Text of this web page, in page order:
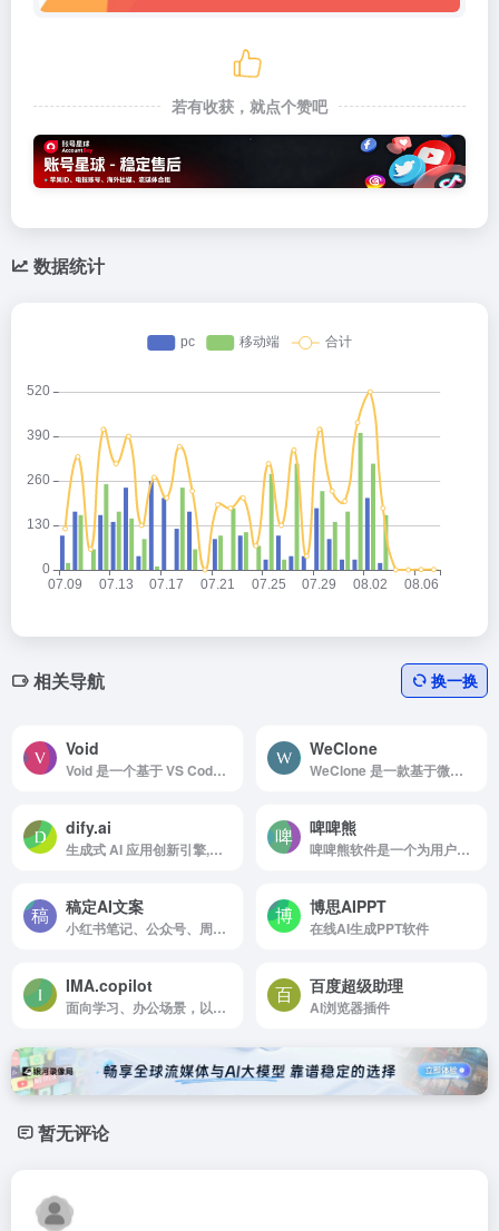
若有收获，就点个赞吧
数据统计
相关导航 换一换
Void
Void 是一个基于 VS Code 的编辑器，支持多种 AI 功能，包括自动补全、快速编辑、聊天模式以及与各种大型语言模型（LLM）的集成。
WeClone
WeClone 是一款基于微信聊天记录训练个性化大语言模型（LLM）的开源工具，旨在通过深度学习技术为用户提供高度拟真的数字分身。
dify.ai
生成式 AI 应用创新引擎,新一代大型语言模型应用开发框架，轻松构建和运营生成式 AI 原生应用
啤啤熊
啤啤熊软件是一个为用户提供全面AI应用服务的平台。专注于提供高效、易于使用的AI工具和资源，旨在满足广泛的AI需求。
稿定AI文案
小红书笔记、公众号、周报总结、视频脚本等智能文案生成平台
博思AIPPT
在线AI生成PPT软件
IMA.copilot
面向学习、办公场景，以知识库为核心的AI智能工作台，是读、搜、写一体的效率工具
百度超级助理
AI浏览器插件
暂无评论